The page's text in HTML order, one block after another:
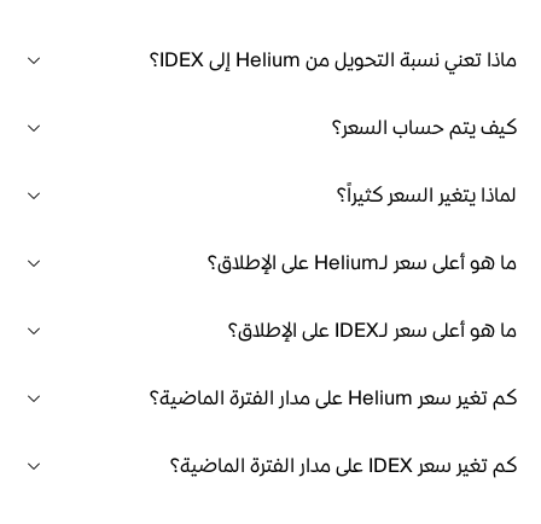
ماذا تعني نسبة التحويل من Helium إلى IDEX؟
كيف يتم حساب السعر؟
لماذا يتغير السعر كثيراً؟
ما هو أعلى سعر لـHelium على الإطلاق؟
ما هو أعلى سعر لـIDEX على الإطلاق؟
كم تغير سعر Helium على مدار الفترة الماضية؟
كم تغير سعر IDEX على مدار الفترة الماضية؟